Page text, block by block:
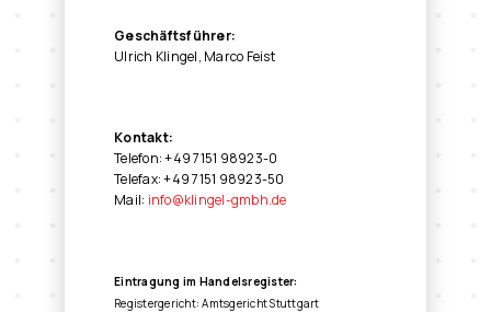
Geschäftsführer:
Ulrich Klingel, Marco Feist
Kontakt:
Telefon: +49 7151 98923-0
Telefax: +49 7151 98923-50
Mail: info@klingel-gmbh.de
Eintragung im Handelsregister:
Registergericht: Amtsgericht Stuttgart